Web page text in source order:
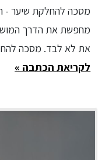
מסכה להחלקת שיער -
מחפשת את הדרך
את לא לבד. מסכה
לקריאת הכתבה »